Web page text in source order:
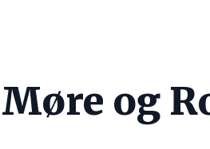
og